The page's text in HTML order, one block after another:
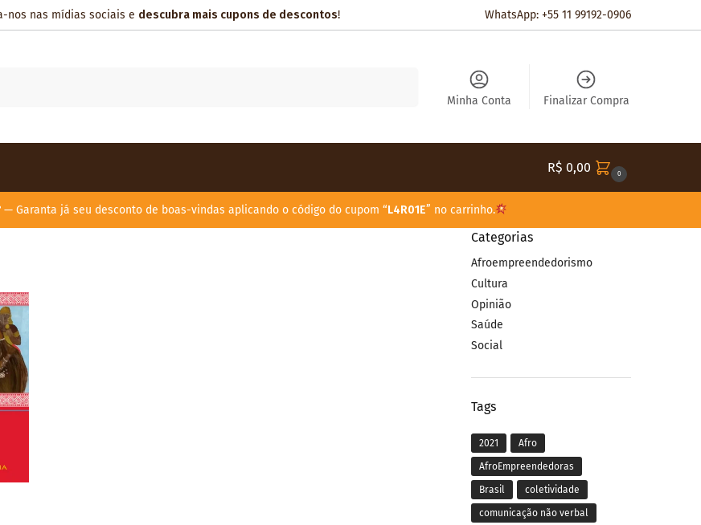
nos nas mídias sociais e descubra mais cupons de descontos! WhatsApp: +55 11 99192-0906
Minha Conta Finalizar Compra
R$ 0,00 0
— Garanta já seu desconto de boas-vindas aplicando o código do cupom “L4R01E” no carrinho.
Categorias
Afroempreendedorismo
Cultura
Opinião
Saúde
Social
Tags
2021 Afro
AfroEmpreendedoras
Brasil coletividade
comunicação não verbal